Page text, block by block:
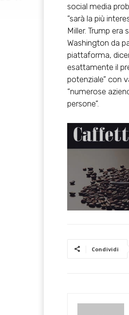
social media
”sarà la più
Miller. Trump
Washington da
piattaforma,
esattamente il
potenziale” con
“numerose
persone”.
Condividi